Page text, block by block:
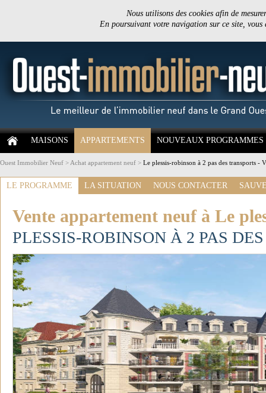
Nous utilisons des cookies afin de
En poursuivant votre navigation sur ce site,
MAISONS APPARTEMENTS NOUVEAUX PROGRAMMES
Ouest Immobilier Neuf > Achat appartement neuf > Le plessis-robinson à 2 pas des transports -
LE PROGRAMME LA SITUATION NOUS CONTACTER
Vente appartement neuf à Le
PLESSIS-ROBINSON À 2 PAS